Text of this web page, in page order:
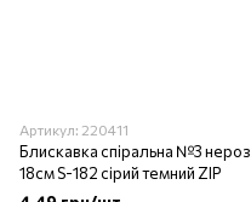
Артикул: 220411
Блискавка спіральна №3 нероз
18см S-182 сірий темний ZIP